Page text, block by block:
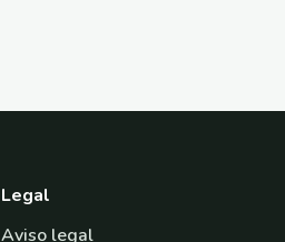
Legal
Aviso legal